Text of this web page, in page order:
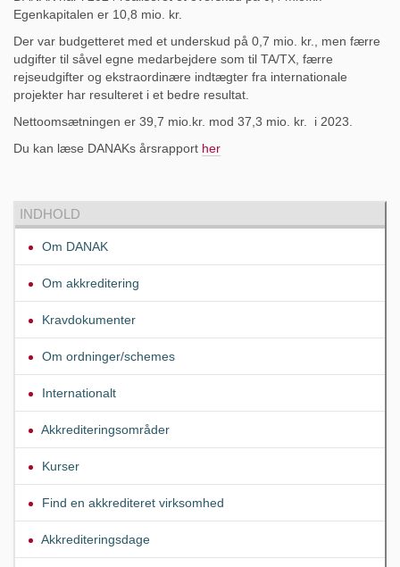
Egenkapitalen er 10,8 mio. kr.
Der var budgetteret med et underskud på 0,7 mio. kr., men færre
udgifter til såvel egne medarbejdere som til TA/TX, færre
rejseudgifter og ekstraordinære indtægter fra internationale
projekter har resulteret i et bedre resultat.
Nettoomsætningen er 39,7 mio.kr. mod 37,3 mio. kr. i 2023.
Du kan læse DANAKs årsrapport her
INDHOLD
Om DANAK
Om akkreditering
Kravdokumenter
Om ordninger/schemes
Internationalt
Akkrediteringsområder
Kurser
Find en akkrediteret virksomhed
Akkrediteringsdage